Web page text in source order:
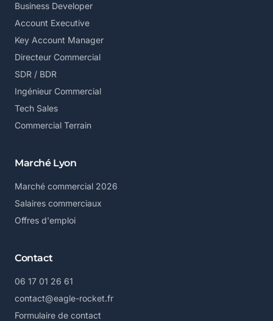
Business Developer
Account Executive
Key Account Manager
Directeur Commercial
SDR / BDR
Ingénieur Commercial
Tech Sales
Commercial Terrain
Marché Lyon
Marché commercial 2026
Salaires commerciaux
Offres d'emploi
Contact
06 17 01 26 61
contact@eagle-rocket.fr
Formulaire de contact